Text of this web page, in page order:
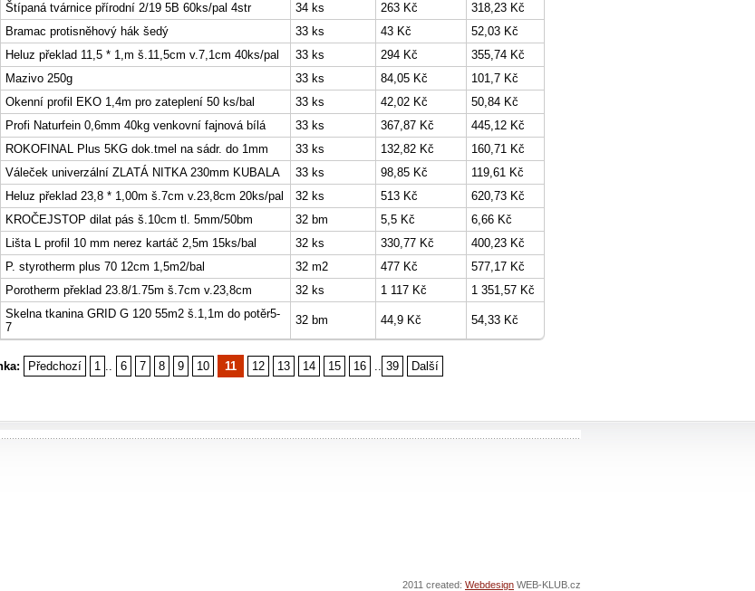
Štípaná tvárnice přírodní 2/19 5B 60ks/pal 4str 34 ks 263 Kč
318,23 Kč
Bramac protisněhový hák šedý 33 ks 43 Kč
52,03 Kč
Heluz překlad 11,5 * 1,m š.11,5cm v.7,1cm 40ks/pal 33 ks 294 Kč
355,74 Kč
Mazivo 250g 33 ks 84,05 Kč
101,7 Kč
Okenní profil EKO 1,4m pro zateplení 50 ks/bal 33 ks 42,02 Kč
50,84 Kč
Profi Naturfein 0,6mm 40kg venkovní fajnová bílá 33 ks 367,87 Kč
445,12 Kč
ROKOFINAL Plus 5KG dok.tmel na sádr. do 1mm 33 ks 132,82 Kč
160,71 Kč
Váleček univerzální ZLATÁ NITKA 230mm KUBALA 33 ks 98,85 Kč
119,61 Kč
Heluz překlad 23,8 * 1,00m š.7cm v.23,8cm 20ks/pal 32 ks 513 Kč
620,73 Kč
KROČEJSTOP dilat pás š.10cm tl. 5mm/50bm 32 bm 5,5 Kč
6,66 Kč
Lišta L profil 10 mm nerez kartáč 2,5m 15ks/bal 32 ks 330,77 Kč
400,23 Kč
P. styrotherm plus 70 12cm 1,5m2/bal 32 m2 477 Kč
577,17 Kč
Porotherm překlad 23.8/1.75m š.7cm v.23,8cm 32 ks 1 117 Kč 1 351,57 Kč
Skelna tkanina GRID G 120 55m2 š.1,1m do potěr5-
7
32 bm 44,9 Kč 54,33 Kč
Předchozí 1 .. 6 7 8 9 10 11 12 13 14 15 16 .. 39 Další
2011 created: Webdesign WEB-KLUB.cz